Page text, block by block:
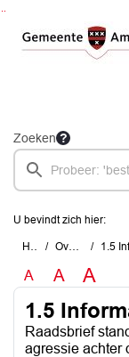
Zoeken
U bevindt zich hier:
Home Overzichten 1.5
A A A
1.5
Raadsbrief
agressie achter